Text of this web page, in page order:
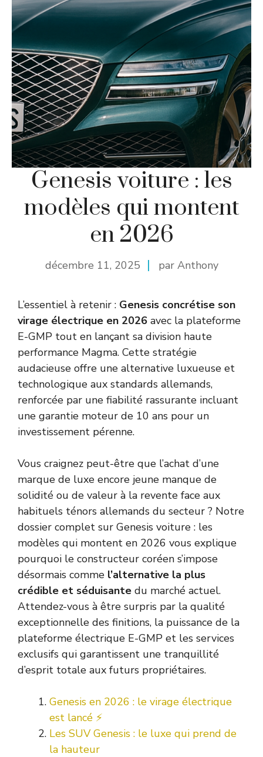
Genesis voiture : les
modèles qui montent
en 2026
décembre 11, 2025 par Anthony
L’essentiel à retenir : Genesis concrétise son
virage électrique en 2026 avec la plateforme
E-GMP tout en lançant sa division haute
performance Magma. Cette stratégie
audacieuse offre une alternative luxueuse et
technologique aux standards allemands,
renforcée par une fiabilité rassurante incluant
une garantie moteur de 10 ans pour un
investissement pérenne.
Vous craignez peut-être que l’achat d’une
marque de luxe encore jeune manque de
solidité ou de valeur à la revente face aux
habituels ténors allemands du secteur ? Notre
dossier complet sur Genesis voiture : les
modèles qui montent en 2026 vous explique
pourquoi le constructeur coréen s’impose
désormais comme l’alternative la plus
crédible et séduisante du marché actuel.
Attendez-vous à être surpris par la qualité
exceptionnelle des finitions, la puissance de la
plateforme électrique E-GMP et les services
exclusifs qui garantissent une tranquillité
d’esprit totale aux futurs propriétaires.
Genesis en 2026 : le virage électrique
est lancé ⚡
Les SUV Genesis : le luxe qui prend de
la hauteur